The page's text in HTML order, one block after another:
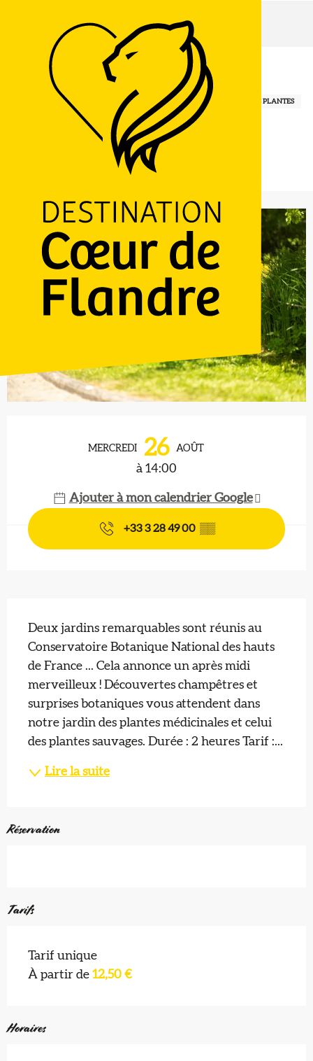
LOGO
Mercredi 26 août à 14:00
Les merveilles du Conservatoire Botanique
SPORTS ET LOISIRS DE PLEINE NATURE ENVIRONNEMENT FLEURS PLANTES
Chemin de l'Haendries, 59270 Bailleul
Ajouter aux favoris
MERCREDI 26 AOÛT
à 14:00
Ajouter à mon calendrier Google
+33 3 28 49 00 ▒▒
Deux jardins remarquables sont réunis au
Conservatoire Botanique National des hauts
de France ... Cela annonce un après midi
merveilleux ! Découvertes champêtres et
surprises botaniques vous attendent dans
notre jardin des plantes médicinales et celui
des plantes sauvages. Durée : 2 heures Tarif :...
Lire la suite
Réservation
Tarifs
Tarif unique
À partir de 12,50 €
Horaires